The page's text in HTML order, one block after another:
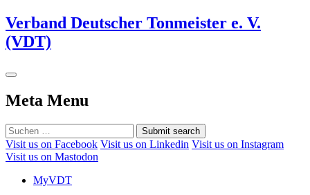
Verband Deutscher Tonmeister e. V.
(VDT)
Meta Menu
Submit search
Visit us on Facebook Visit us on Linkedin Visit us on Instagram
Visit us on Mastodon
MyVDT